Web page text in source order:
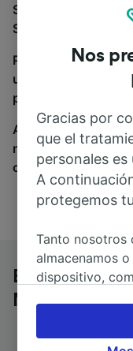
Si estás buscando
Süd a Memmingen,
Para encontrar
una búsqueda y
precios tanto de
A donde quiera que
nosotros.
compañías de tren
Bolzano Sud/
Memmingen
Nos
Gracias por
que el
personales
A
protegemos
Tanto
almacenamos
dispositivo,
Puedes
haciendo clic